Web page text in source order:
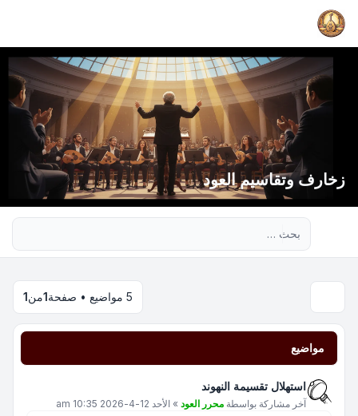
زخارف وتقاسيم العود
5 مواضيع • صفحة 1من1
مواضيع
استهلال تقسيمة النهوند
آخر مشاركة بواسطة محرر العود » الأحد 12-4-2026 10:35 am